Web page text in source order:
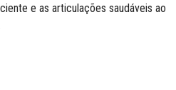
e as articulações saudáveis ao